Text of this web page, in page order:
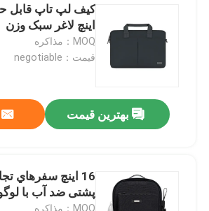
محصولات
اینچ لاغر سبک وزن
MOQ：مذاکره
قیمت：negotiable
بهترین قیمت
16 اينچ سفرهاي
پشتی ضد آب با
MOQ：مذاکره